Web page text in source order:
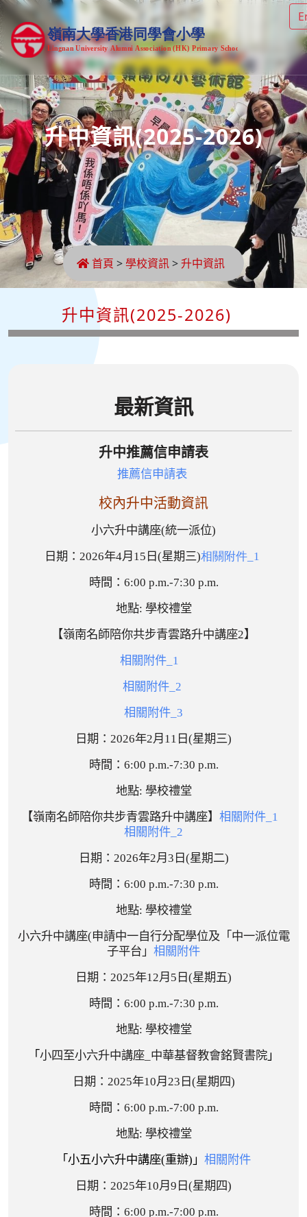
升中資訊(2025-2026)
首頁 >學校資訊>升中資訊
升中資訊(2025-2026)
最新資訊
升中推薦信申請表
推薦信申請表
校內升中活動資訊
小六升中講座(統一派位)
日期：2026年4月15 日 (星期三)相關附件_1
時間： 6:00 p.m.-7:30 p.m.
地點: 學校禮堂
【嶺南名師陪你共步青雲路升中講座2】
相關附件_1
相關附件_2
相關附件_3
日期：2026年2月11 日 (星期三)
時間： 6:00 p.m.-7:30 p.m.
地點: 學校禮堂
【嶺南名師陪你共步青雲路升中講座】 相關附件_1
相關附件_2
日期：2026年2月3 日 (星期二)
時間： 6:00 p.m.-7:30 p.m.
地點: 學校禮堂
小六升中講座(申請中一自行分配學位及「中一派位電
子平台」 相關附件
日期：2025年12月5 日 (星期五)
時間： 6:00 p.m.-7:30 p.m.
地點: 學校禮堂
「 小四至小六升中講座_中華基督教會銘賢書院 」
日期：2025年10月 23 日 (星期四)
時間： 6:00 p.m.-7:00 p.m.
地點: 學校禮堂
「小五小六升中講座(重辦)」 相關附件
日期：2025年10月9日(星期四)
時間： 6:00 p.m.-7:00 p.m.